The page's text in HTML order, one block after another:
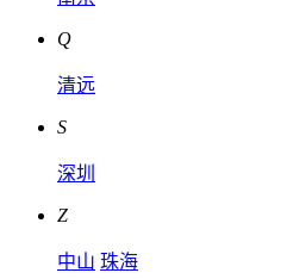
Q
清远
S
深圳
Z
中山 珠海